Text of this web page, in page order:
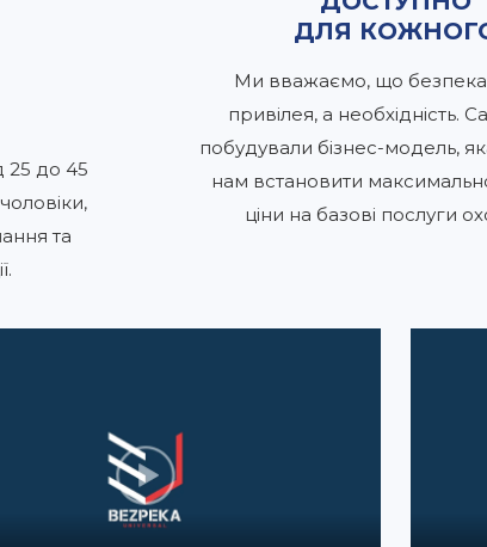
25 до 45
та
ДЛЯ
Ми вважаємо, що безпека
привілея, а необхідність.
побудували бізнес-модель,
нам встановити
ціни на базові послуги